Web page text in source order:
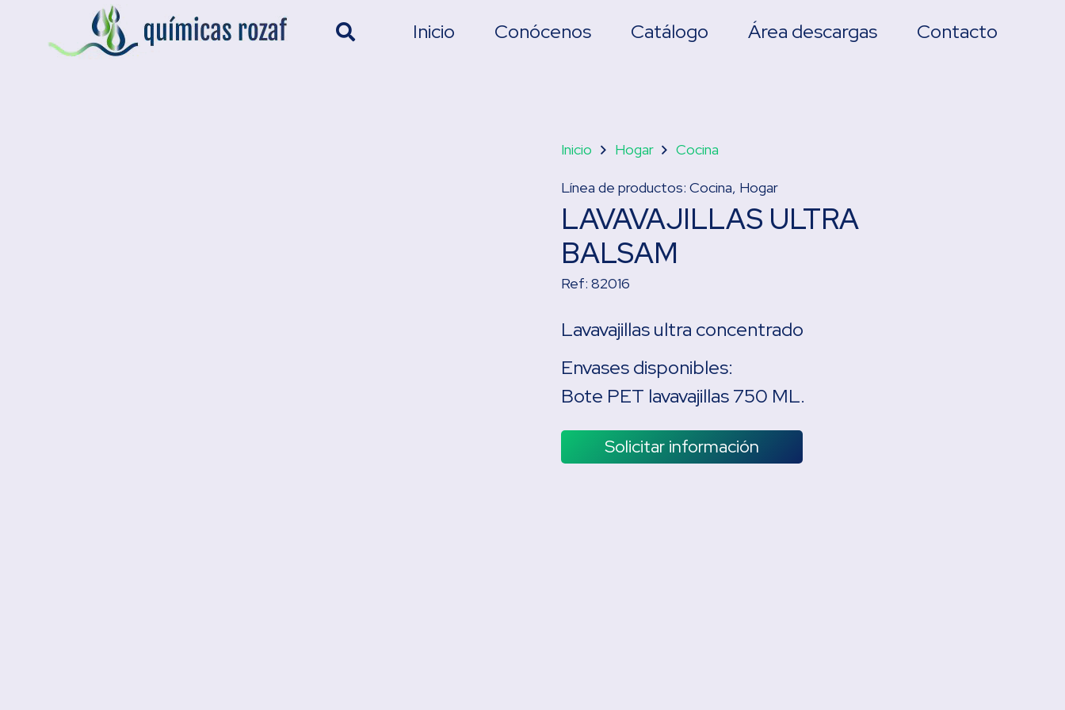
Inicio Conócenos Catálogo Área descargas Contacto
Inicio Hogar Cocina
Línea de productos: Cocina, Hogar
LAVAVAJILLAS ULTRA
BALSAM
Ref: 82016
Lavavajillas ultra concentrado
Envases disponibles:
Bote PET lavavajillas 750 ML.
Solicitar información